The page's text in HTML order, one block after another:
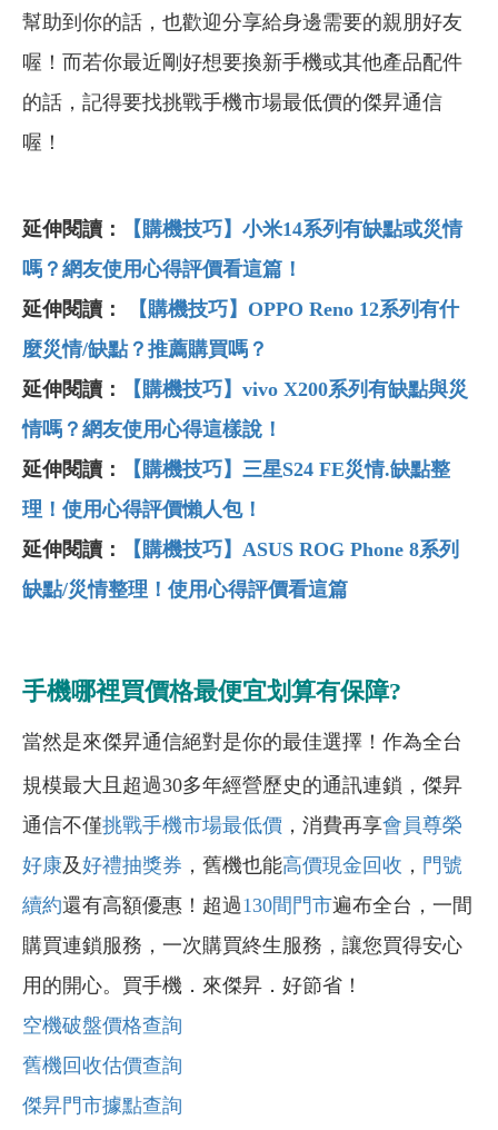
幫助到你的話，也歡迎分享給身邊需要的親朋好友
喔！而若你最近剛好想要換新手機或其他產品配件
的話，記得要找挑戰手機市場最低價的傑昇通信
喔！
延伸閱讀： 【購機技巧】小米14系列有缺點或災情
嗎？網友使用心得評價看這篇！
延伸閱讀：
【購機技巧】OPPO Reno 12系列有什
麼災情/缺點？推薦購買嗎？
延伸閱讀：
【購機技巧】vivo X200系列有缺點與災
情嗎？網友使用心得這樣說！
延伸閱讀：
【購機技巧】三星S24 FE災情.缺點整
理！使用心得評價懶人包！
延伸閱讀：
【購機技巧】ASUS ROG Phone 8系列
缺點/災情整理！使用心得評價看這篇
手機哪裡買價格最便宜划算有保障?
當然是來傑昇通信絕對是你的最佳選擇！作為全台
規模最大且超過30多年經營歷史的通訊連鎖，傑昇
通信不僅挑戰手機市場最低價 ，消費再享會員尊榮
好康及好禮抽獎券 ，舊機也能高價現金回收 ， 門號
續約還有高額優惠！超過130間門市遍布全台，一間
購買連鎖服務，一次購買終生服務，讓您買得安心
用的開心。買手機．來傑昇．好節省！
空機破盤價格查詢
舊機回收估價查詢
傑昇門市據點查詢